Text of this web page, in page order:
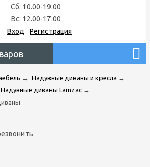
Сб: 10.00-19.00
Вс: 12.00-17.00
Вход
Регистрация
→ Надувные диваны и кресла →
Надувные диваны Lamzac →